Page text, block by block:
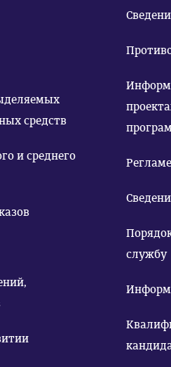
средств
и среднего
службу